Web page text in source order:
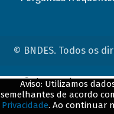
© BNDES. Todos os
Aviso: Utilizamos
semelhantes de acordo
Privacidade. Ao continuar
ConteÃºdo complementar
${title}${badge}